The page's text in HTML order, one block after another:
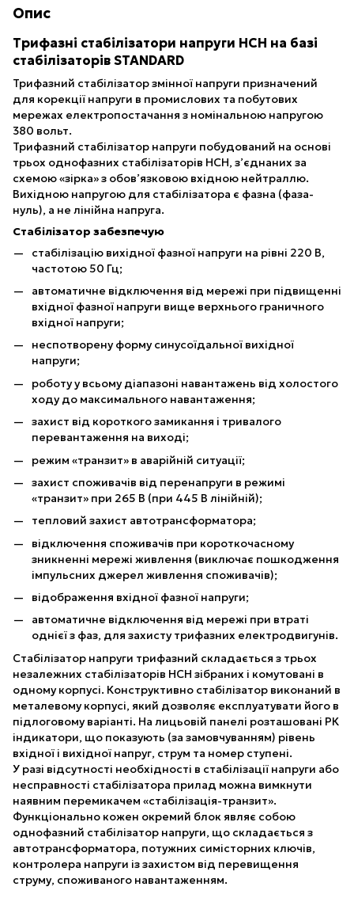
Опис
Трифазні стабілізатори напруги НСН на базі
стабілізаторів STANDARD
Трифазний стабілізатор змінної напруги призначений
для корекції напруги в промислових та побутових
мережах електропостачання з номінальною напругою
380 вольт.
Трифазний стабілізатор напруги побудований на основі
трьох однофазних стабілізаторів НСН, з’єднаних за
схемою «зірка» з обов’язковою вхідною нейтраллю.
Вихідною напругою для стабілізатора є фазна (фаза-
нуль), а не лінійна напруга.
Стабілізатор забезпечую
стабілізацію вихідної фазної напруги на рівні 220 В,
частотою 50 Гц;
автоматичне відключення від мережі при підвищенні
вхідної фазної напруги вище верхнього граничного
вхідної напруги;
неспотворену форму синусоїдальної вихідної
напруги;
роботу у всьому діапазоні навантажень від холостого
ходу до максимального навантаження;
захист від короткого замикання і тривалого
перевантаження на виході;
режим «транзит» в аварійній ситуації;
захист споживачів від перенапруги в режимі
«транзит» при 265 В (при 445 В лінійній);
тепловий захист автотрансформатора;
відключення споживачів при короткочасному
зникненні мережі живлення (виключає пошкодження
імпульсних джерел живлення споживачів);
відображення вхідної фазної напруги;
автоматичне відключення від мережі при втраті
однієї з фаз, для захисту трифазних електродвигунів.
Стабілізатор напруги трифазний складається з трьох
незалежних стабілізаторів НСН зібраних і комутовані в
одному корпусі. Конструктивно стабілізатор виконаний в
металевому корпусі, який дозволяє експлуатувати його в
підлоговому варіанті. На лицьовій панелі розташовані РК
індикатори, що показують (за замовчуванням) рівень
вхідної і вихідної напруг, струм та номер ступені.
У разі відсутності необхідності в стабілізації напруги або
несправності стабілізатора прилад можна вимкнути
наявним перемикачем «стабілізація-транзит».
Функціонально кожен окремий блок являє собою
однофазний стабілізатор напруги, що складається з
автотрансформатора, потужних симісторних ключів,
контролера напруги із захистом від перевищення
струму, споживаного навантаженням.